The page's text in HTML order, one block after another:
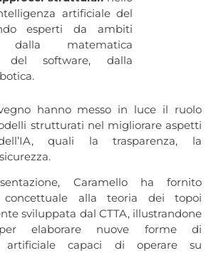
artificiale del
esperti da ambiti
matematica
del software, dalla
hanno messo in luce il ruolo
strutturati nel migliorare aspetti
quali la trasparenza, la
Caramello ha fornito
concettuale alla teoria dei topoi
sviluppata dal CTTA, illustrandone
elaborare nuove forme di
artificiale capaci di operare su